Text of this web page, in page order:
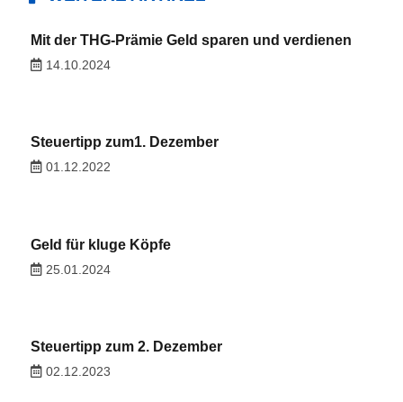
Mit der THG-Prämie Geld sparen und verdienen
14.10.2024
Steuertipp zum1. Dezember
01.12.2022
Geld für kluge Köpfe
25.01.2024
Steuertipp zum 2. Dezember
02.12.2023